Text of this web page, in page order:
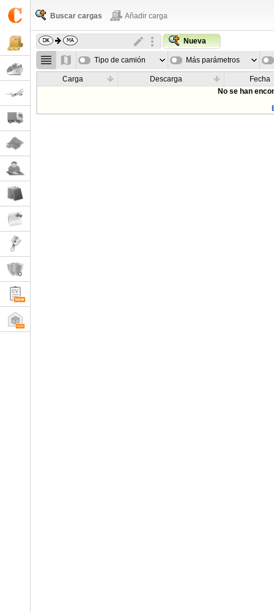
Buscar cargas Añadir carga
Nueva
Tipo de camión Más parámetros
Carga Descarga
Fecha
No se han